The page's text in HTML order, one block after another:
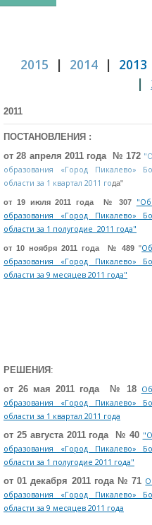
2015 | 2014 | 2013
|
2011
ПОСТАНОВЛЕНИЯ :
от 28 апреля 2011 года № 172
образования «Город Пикалево»
области за 1 квартал 2011 года"
от 19 июля 2011 года № 307
"Об
образования «Город Пикалево»
области за 1 полугодие 2011 года"
от 10 ноября 2011 года № 489 "
образования «Город Пикалево»
области за 9 месяцев 2011 года"
РЕШЕНИЯ :
от 26 мая 2011 года № 18
образования «Город Пикалево»
области за 1 квартал 2011 года
от 25 августа 2011 года № 40
образования «Город Пикалево»
области за 1 полугодие 2011 года"
от 01 декабря 2011 года № 71
образования «Город Пикалево»
области за 9 месяцев 2011 года